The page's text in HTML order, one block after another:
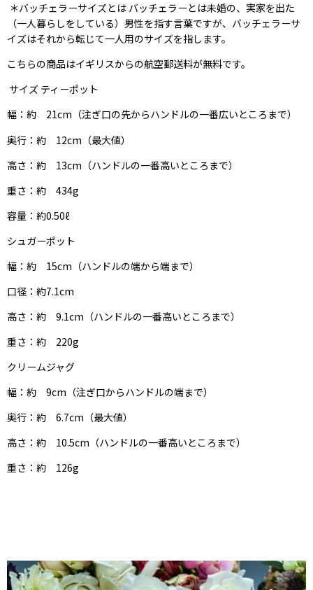
＊バッチェラーサイズとは バッチェラーとは未婚の、実家を出た
（一人暮らしをしている）男性を指す言葉ですが、バッチェラーサ
イズはそれから転じて一人用のサイズを指します。
こちらの商品はイギリスからの航空郵送料が無料です。
サイズ ティーポット
幅：約 21cm（注ぎ口の先からハンドルの一番広いところまで）
奥行：約 12cm（最大値）
高さ：約 13cm（ハンドルの一番高いところまで）
重さ：約 434g
容量：約0.50ℓ
シュガーポット
幅：約 15cm（ハンドルの端から端まで）
口径：約7.1cm
高さ：約 9.1cm（ハンドルの一番高いところまで）
重さ：約 220g
クリームジャグ
幅：約 9cm（注ぎ口からハンドルの端まで）
奥行：約 6.7cm（最大値）
高さ：約 10.5cm（ハンドルの一番高いところまで）
重さ：約 126g